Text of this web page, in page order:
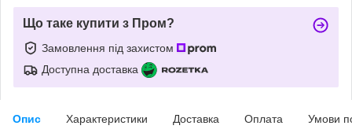
Що таке купити з Пром?
Замовлення під захистом
Доступна доставка
Опис Характеристики Доставка Оплата Умови